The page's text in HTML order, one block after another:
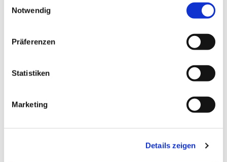
Notwendig
Präferenzen
Statistiken
Marketing
Details zeigen